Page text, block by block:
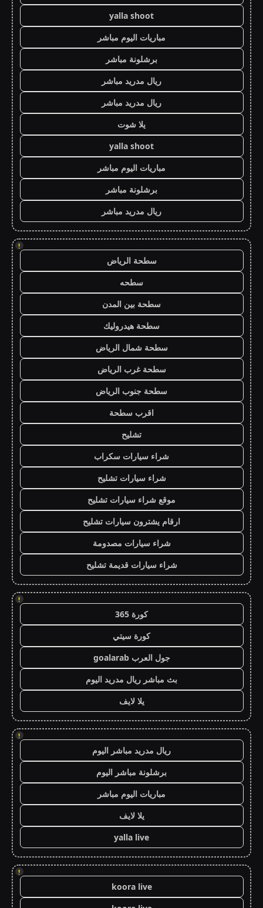
yalla shoot
مباريات اليوم مباشر
برشلونة مباشر
ريال مدريد مباشر
ريال مدريد مباشر
يلا شوت
yalla shoot
مباريات اليوم مباشر
برشلونة مباشر
ريال مدريد مباشر
!
سطحة الرياض
سطحه
سطحة بين المدن
سطحة هيدروليك
سطحة شمال الرياض
سطحة غرب الرياض
سطحة جنوب الرياض
اقرب سطحة
تشليح
شراء سيارات سكراب
شراء سيارات تشليح
موقع شراء سيارات تشليح
ارقام يشترون سيارات تشليح
شراء سيارات مصدومة
شراء سيارات قديمة تشليح
!
كورة 365
كورة سيتي
جول العرب goalarab
بث مباشر ريال مدريد اليوم
يلا لايف
!
ريال مدريد مباشر اليوم
برشلونة مباشر اليوم
مباريات اليوم مباشر
يلا لايف
yalla live
!
koora live